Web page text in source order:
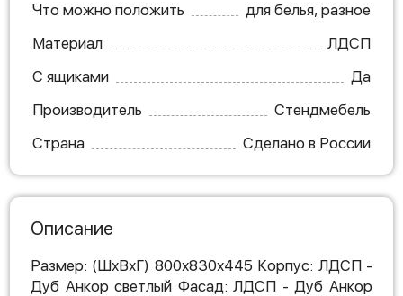
Что можно положить
для белья, разное
Материал
ЛДСП
С ящиками
Да
Производитель
Стендмебель
Страна
Сделано в России
Описание
Размер: (ШхВхГ) 800х830х445 Корпус: ЛДСП -
Дуб Анкор светлый Фасад: ЛДСП - Дуб Анкор